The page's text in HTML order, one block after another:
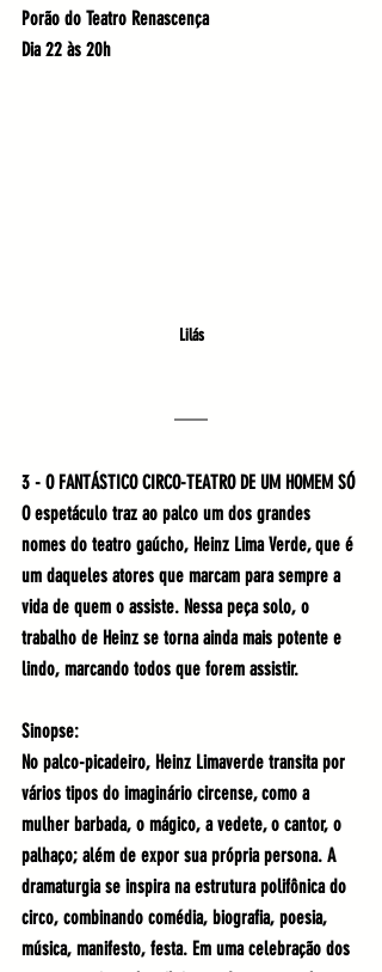
Porão do Teatro Renascença
Dia 22 às 20h
Lilás
3 - O FANTÁSTICO CIRCO-TEATRO DE UM HOMEM SÓ
O espetáculo traz ao palco um dos grandes
nomes do teatro gaúcho, Heinz Lima Verde, que é
um daqueles atores que marcam para sempre a
vida de quem o assiste. Nessa peça solo, o
trabalho de Heinz se torna ainda mais potente e
lindo, marcando todos que forem assistir.
Sinopse:
No palco-picadeiro, Heinz Limaverde transita por
vários tipos do imaginário circense, como a
mulher barbada, o mágico, a vedete, o cantor, o
palhaço; além de expor sua própria persona. A
dramaturgia se inspira na estrutura polifônica do
circo, combinando comédia, biografia, poesia,
música, manifesto, festa. Em uma celebração dos